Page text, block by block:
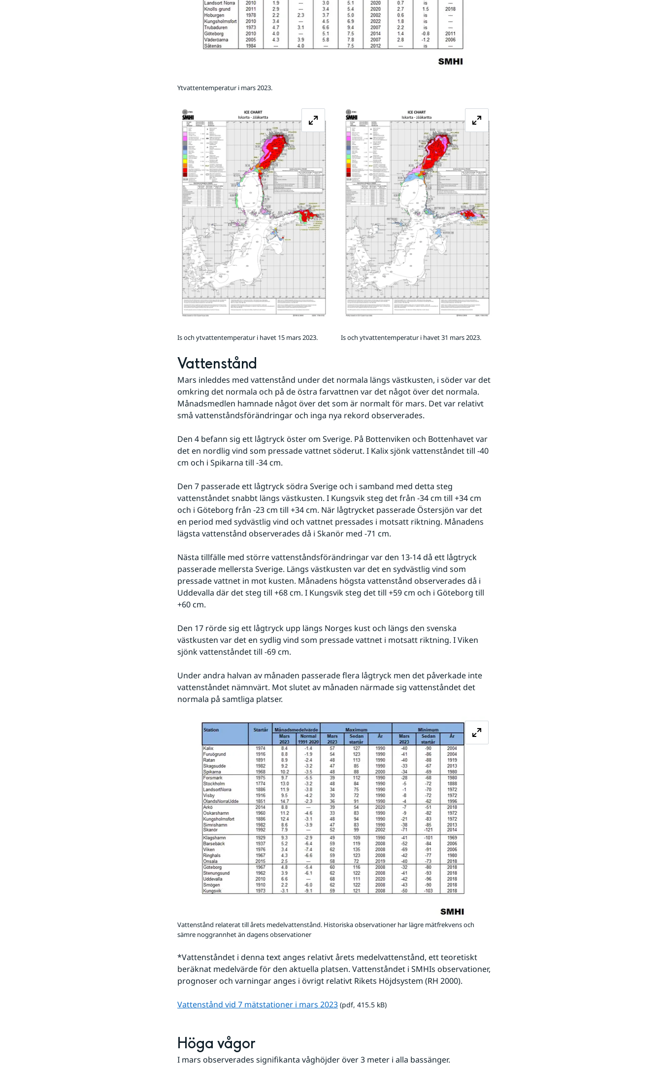
Ytvattentemperatur i mars 2023.
Is och ytvattentemperatur i havet 15 mars 2023. Is och ytvattentemperatur i havet 31 mars 2023.
Vattenstånd
Mars inleddes med vattenstånd under det normala längs västkusten, i söder var det
omkring det normala och på de östra farvattnen var det något över det normala.
Månadsmedlen hamnade något över det som är normalt för mars. Det var relativt
små vattenståndsförändringar och inga nya rekord observerades.
Den 4 befann sig ett lågtryck öster om Sverige. På Bottenviken och Bottenhavet var
det en nordlig vind som pressade vattnet söderut. I Kalix sjönk vattenståndet till -40
cm och i Spikarna till -34 cm.
Den 7 passerade ett lågtryck södra Sverige och i samband med detta steg
vattenståndet snabbt längs västkusten. I Kungsvik steg det från -34 cm till +34 cm
och i Göteborg från -23 cm till +34 cm. När lågtrycket passerade Östersjön var det
en period med sydvästlig vind och vattnet pressades i motsatt riktning. Månadens
lägsta vattenstånd observerades då i Skanör med -71 cm.
Nästa tillfälle med större vattenståndsförändringar var den 13-14 då ett lågtryck
passerade mellersta Sverige. Längs västkusten var det en sydvästlig vind som
pressade vattnet in mot kusten. Månadens högsta vattenstånd observerades då i
Uddevalla där det steg till +68 cm. I Kungsvik steg det till +59 cm och i Göteborg till
+60 cm.
Den 17 rörde sig ett lågtryck upp längs Norges kust och längs den svenska
västkusten var det en sydlig vind som pressade vattnet i motsatt riktning. I Viken
sjönk vattenståndet till -69 cm.
Under andra halvan av månaden passerade flera lågtryck men det påverkade inte
vattenståndet nämnvärt. Mot slutet av månaden närmade sig vattenståndet det
normala på samtliga platser.
Vattenstånd relaterat till årets medelvattenstånd. Historiska observationer har lägre mätfrekvens och
sämre noggrannhet än dagens observationer
*Vattenståndet i denna text anges relativt årets medelvattenstånd, ett teoretiskt
beräknat medelvärde för den aktuella platsen. Vattenståndet i SMHIs observationer,
prognoser och varningar anges i övrigt relativt Rikets Höjdsystem (RH 2000).
Vattenstånd vid 7 mätstationer i mars 2023pdf, 415.5 kB.
(pdf, 415.5 kB)
Höga vågor
I mars observerades signifikanta våghöjder över 3 meter i alla bassänger.